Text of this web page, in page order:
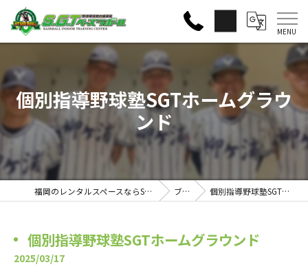
個別指導野球塾SGTホームグラウ
ンド
福岡のレンタルスペースならS・G・Tベースラボール ブログ 個別指導野球塾SGTホームグラウンド
個別指導野球塾SGTホームグラウンド
2025/03/17